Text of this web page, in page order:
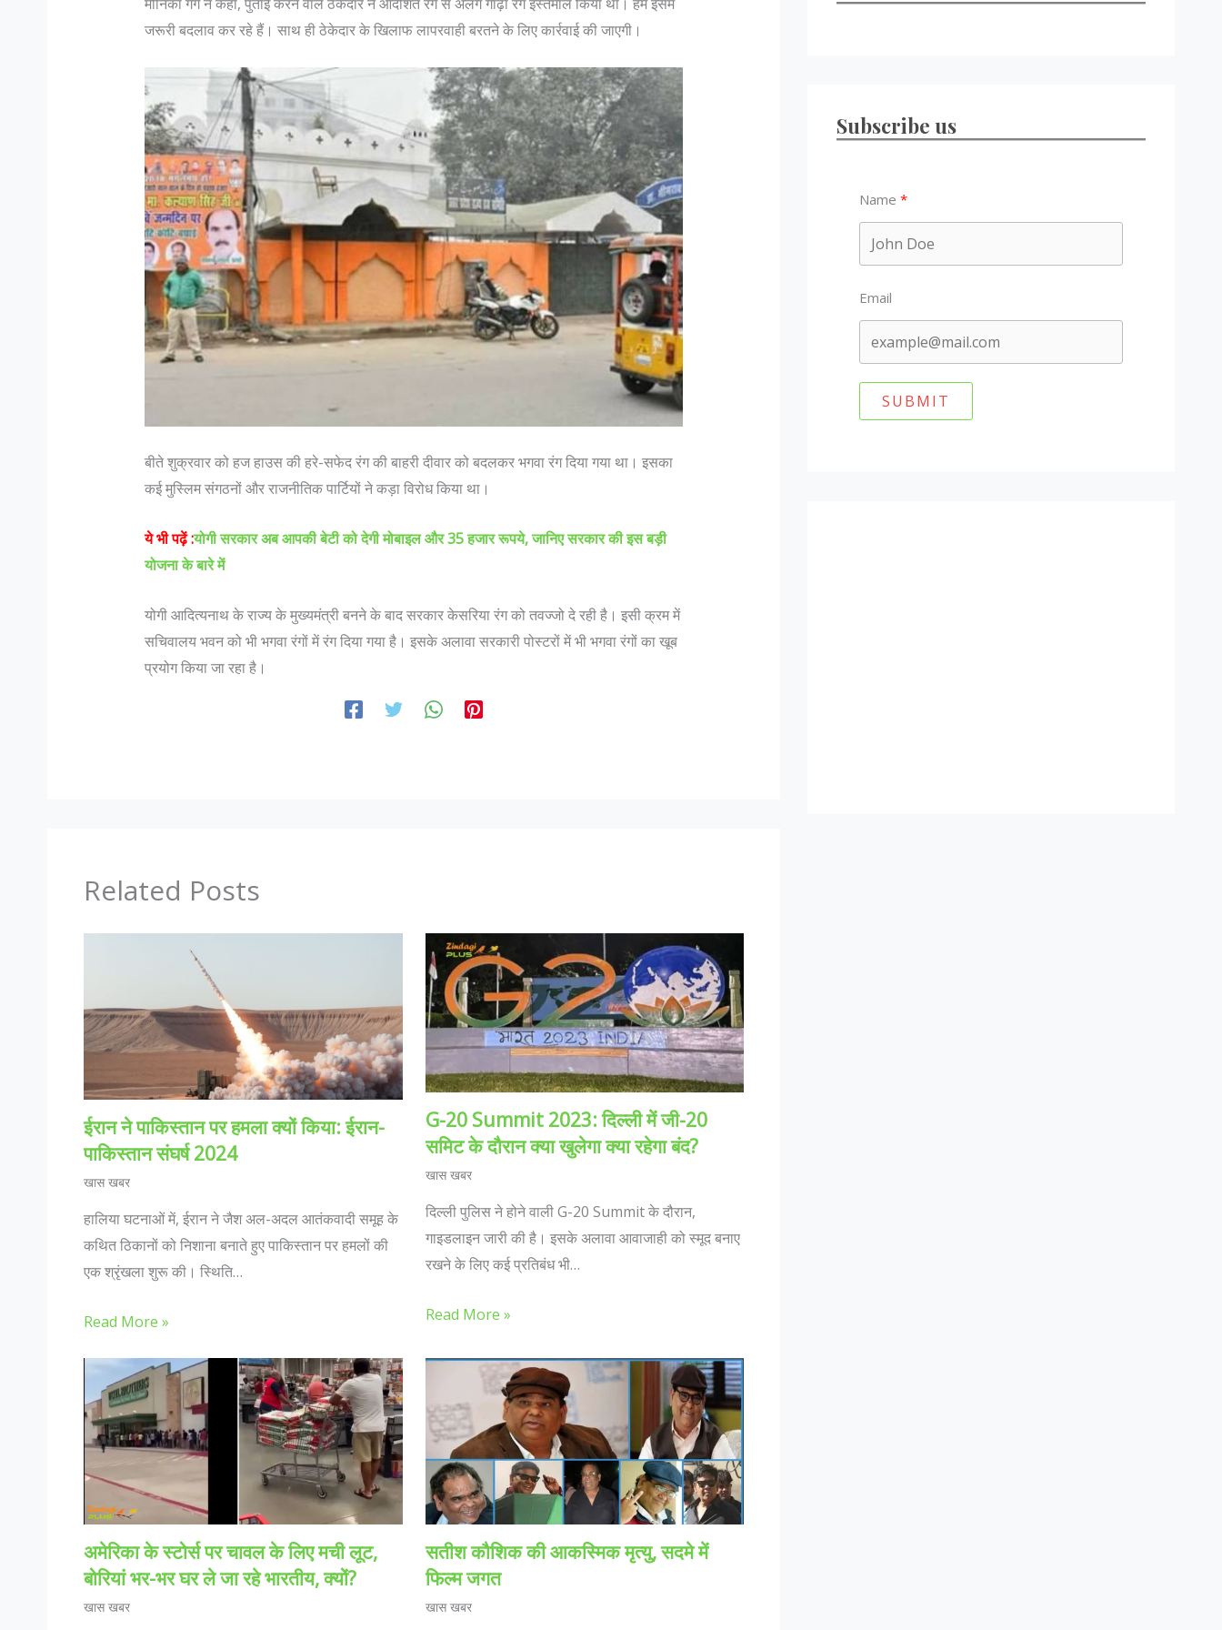
जरूरी बदलाव कर रहे हैं। साथ ही ठेकेदार के खिलाफ लापरवाही बरतने के लिए कार्रवाई की जाएगी।
बीते शुक्रवार को हज हाउस की हरे-सफेद रंग की बाहरी दीवार को बदलकर भगवा रंग दिया गया था। इसका
कई मुस्लिम संगठनों और राजनीतिक पार्टियों ने कड़ा विरोध किया था।
ये भी पढ़ें :योगी सरकार अब आपकी बेटी को देगी मोबाइल और 35 हजार रूपये, जानिए सरकार की इस बड़ी
योजना के बारे में
योगी आदित्यनाथ के राज्य के मुख्यमंत्री बनने के बाद सरकार केसरिया रंग को तवज्जो दे रही है। इसी क्रम में
सचिवालय भवन को भी भगवा रंगों में रंग दिया गया है। इसके अलावा सरकारी पोस्टरों में भी भगवा रंगों का खूब
प्रयोग किया जा रहा है।
Related Posts
ईरान ने पाकिस्तान पर हमला क्यों किया: ईरान-
पाकिस्तान संघर्ष 2024
खास खबर
हालिया घटनाओं में, ईरान ने जैश अल-अदल आतंकवादी समूह के
कथित ठिकानों को निशाना बनाते हुए पाकिस्तान पर हमलों की
एक श्रृंखला शुरू की। स्थिति…
Read More »
G-20 Summit 2023: दिल्ली में जी-20
समिट के दौरान क्या खुलेगा क्या रहेगा बंद?
खास खबर
दिल्ली पुलिस ने होने वाली G-20 Summit के दौरान,
गाइडलाइन जारी की है। इसके अलावा आवाजाही को स्मूद बनाए
रखने के लिए कई प्रतिबंध भी…
Read More »
अमेरिका के स्टोर्स पर चावल के लिए मची लूट,
बोरियां भर-भर घर ले जा रहे भारतीय, क्यों?
खास खबर
सतीश कौशिक की आकस्मिक मृत्यु, सदमे में
फिल्म जगत
खास खबर
Subscribe us
Name
Email
SUBMIT